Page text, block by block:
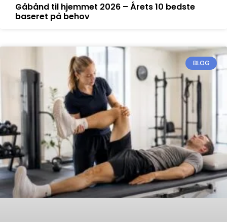
Gåbånd til hjemmet 2026 – Årets 10 bedste
baseret på behov
BLOG